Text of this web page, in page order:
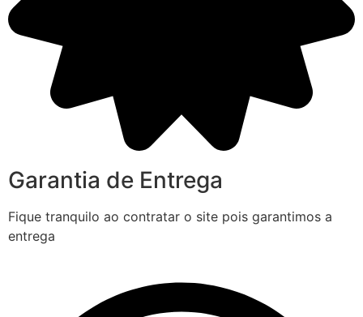
Garantia de Entrega
Fique tranquilo ao contratar o site pois garantimos a
entrega